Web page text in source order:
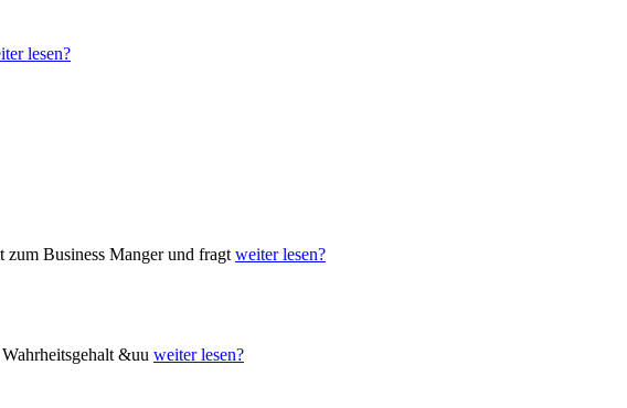
lesen?
zum Business Manger und fragt weiter lesen?
&uu weiter lesen?